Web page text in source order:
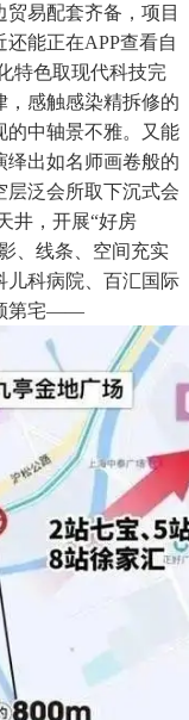
易配套齐备，项目
能正在APP查看自
特色取现代科技完
，感触感染精拆修的
的中轴景不雅。又能
绎出如名师画卷般的
层泛会所取下沉式会
井，开展“好房
、线条、空间充实
儿科病院、百汇国际
第宅——